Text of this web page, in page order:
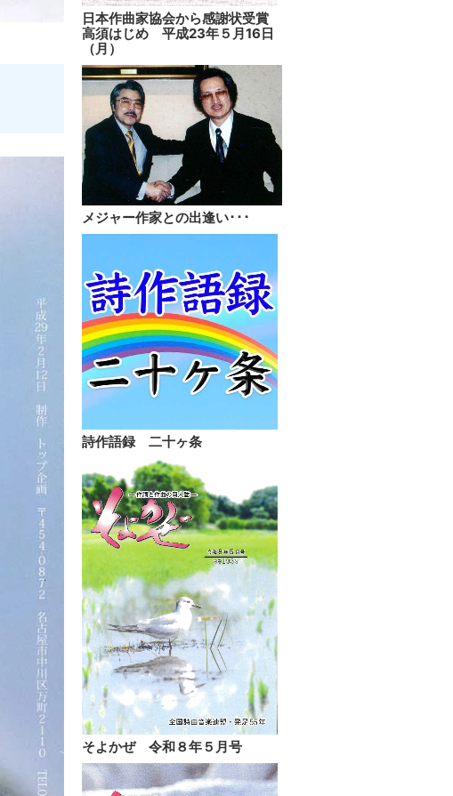
日本作曲家協会から感謝状受賞
高須はじめ 平成23年５月16日
（月）
メジャー作家との出逢い･･･
詩作語録 二十ヶ条
そよかぜ 令和８年５月号